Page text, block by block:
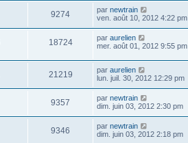
9274 par newtrain
ven. août 10, 2012 4:22 pm
18724 par aurelien
mer. août 01, 2012 9:55 pm
21219 par aurelien
lun. juil. 30, 2012 12:29 pm
9357 par newtrain
dim. juin 03, 2012 2:30 pm
9346 par newtrain
dim. juin 03, 2012 2:18 pm